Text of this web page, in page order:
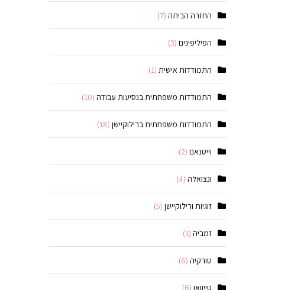
החזרה הביתה (7)
הפיליפינים (3)
התמודדות אישית (1)
התמודדות משפחתית בנסיעות עבודה (10)
התמודדות משפחתית ברילוקיישן (18)
וייטנאם (2)
ונצואלה (4)
זוגיות ורילוקיישן (5)
זמביה (1)
טורקיה (6)
טייוואן (6)